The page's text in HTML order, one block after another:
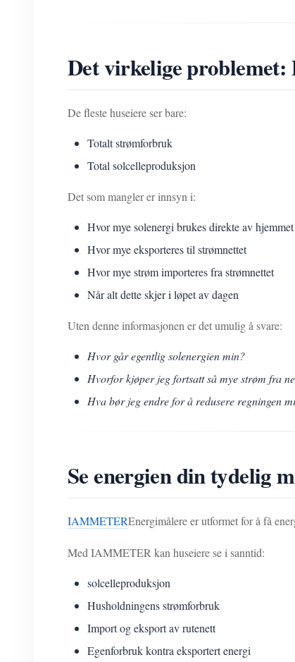
Det virkelige problemet:
De fleste huseiere ser bare:
Totalt strømforbruk
Total solcelleproduksjon
Det som mangler er innsyn i:
Hvor mye solenergi brukes direkte av hjemmet
Hvor mye eksporteres til strømnettet
Hvor mye strøm importeres fra strømnettet
Når alt dette skjer i løpet av dagen
Uten denne informasjonen er det umulig å svare:
Hvor går egentlig solenergien min?
Hvorfor kjøper jeg fortsatt så mye strøm fra
Hva bør jeg endre for å redusere regningen
Se energien din tydelig
IAMMETEREnergimålere er utformet for å få
Med IAMMETER kan huseiere se i sanntid:
solcelleproduksjon
Husholdningens strømforbruk
Import og eksport av rutenett
Egenforbruk kontra eksportert energi